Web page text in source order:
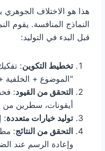
النماذج المنافسة. يقوم
قبل البدء في التوليد:
تخطيط التكوين:
"الموضوع + الخلفية
التحقق من القيود
أيقونات، سطرين من
توليد خيارات متعددة:
التحقق من النتائج:
وإعادة الرسم عند